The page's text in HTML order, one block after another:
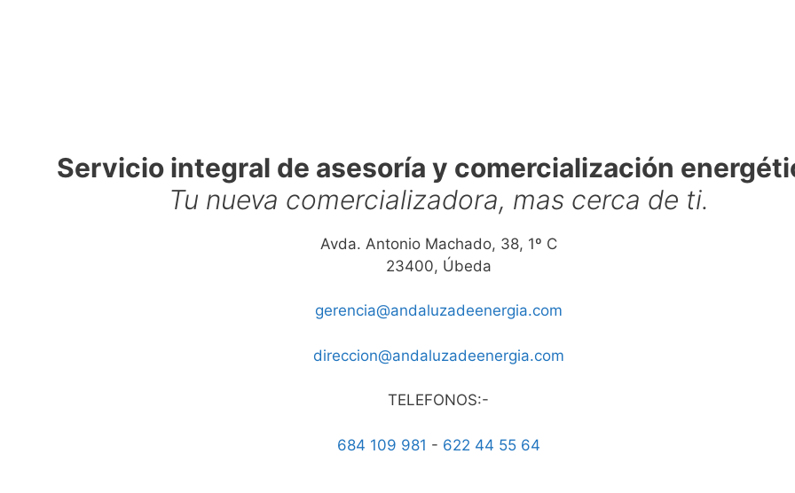
Servicio integral de asesoría y comercialización
Tu nueva comercializadora, mas cerca de ti.
Avda. Antonio Machado, 38, 1º C
23400, Úbeda
gerencia@andaluzadeenergia.com
direccion@andaluzadeenergia.com
TELEFONOS:-
684 109 981 - 622 44 55 64